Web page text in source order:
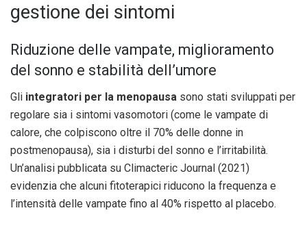
gestione dei sintomi
Riduzione delle vampate, miglioramento
del sonno e stabilità dell’umore
Gli integratori per la menopausa sono stati sviluppati per
regolare sia i sintomi vasomotori (come le vampate di
calore, che colpiscono oltre il 70% delle donne in
postmenopausa), sia i disturbi del sonno e l’irritabilità.
Un’analisi pubblicata su Climacteric Journal (2021)
evidenzia che alcuni fitoterapici riducono la frequenza e
l’intensità delle vampate fino al 40% rispetto al placebo.